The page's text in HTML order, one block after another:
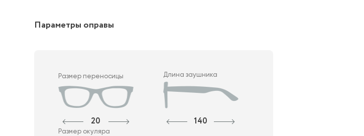
Параметры оправы
Размер переносицы
20
Длина заушника
140
Размер окуляра